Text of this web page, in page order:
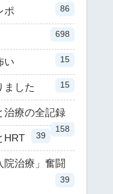
ポ 86
698
い 15
ました 15
治療の全記録
158
HRT 39
院治療」奮闘
39